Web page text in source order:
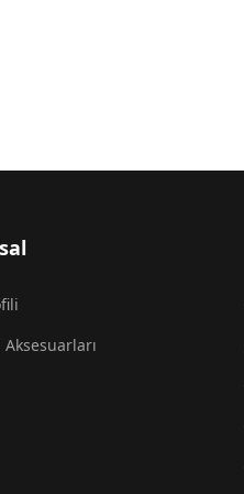
Aksesuarları